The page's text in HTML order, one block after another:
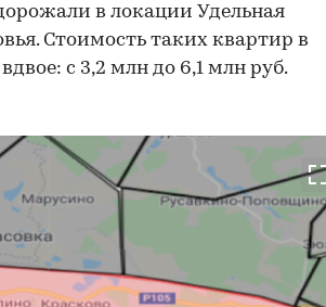
в локации Удельная
Стоимость таких квартир в
с 3,2 млн до 6,1 млн руб.